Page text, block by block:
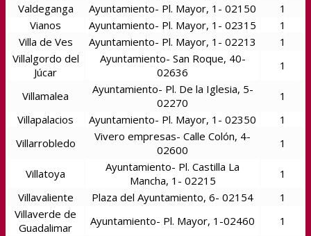
Valdeganga
Ayuntamiento- Pl. Mayor, 1- 02150
1
Vianos
Ayuntamiento- Pl. Mayor, 1- 02315
1
Villa de Ves
Ayuntamiento- Pl. Mayor, 1- 02213
1
Villalgordo del
Júcar
Ayuntamiento- San Roque, 40-
02636
1
Villamalea
Ayuntamiento- Pl. De la Iglesia, 5-
02270
1
Villapalacios
Ayuntamiento- Pl. Mayor, 1- 02350
1
Villarrobledo
Vivero empresas- Calle Colón, 4-
02600
1
Villatoya
Ayuntamiento- Pl. Castilla La
Mancha, 1- 02215
1
Villavaliente
Plaza del Ayuntamiento, 6- 02154
1
Villaverde de
Guadalimar
Ayuntamiento- Pl. Mayor, 1-02460 1